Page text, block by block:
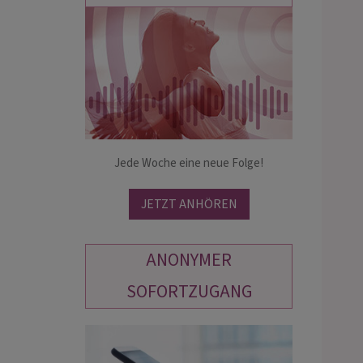
Schamanin die tief in Dein
Fragen des Lebens. Hohe
PIN: 194
Treffsichere Kartenlegungen zur
deinem Leben - hohe Trefferquote -
Jede Woche eine neue Folge!
JETZT ANHÖREN
ANONYMER
SOFORTZUGANG